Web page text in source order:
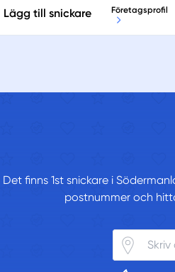
Lägg till snickare Företagsprofil
Det finns 1st snickare i
postnummer och